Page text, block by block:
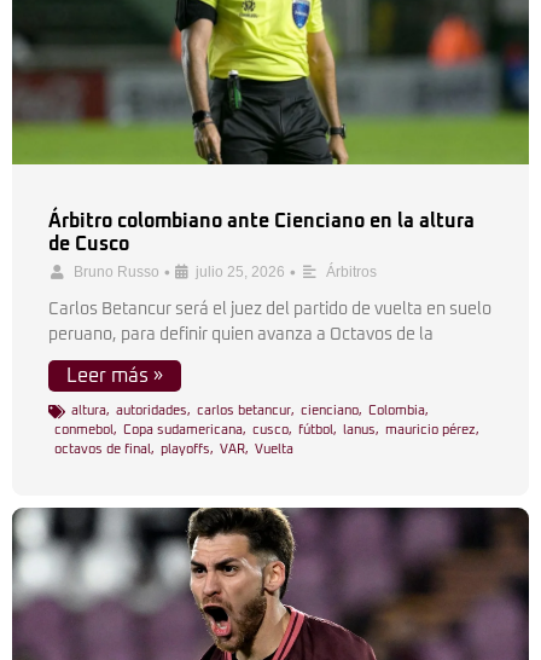
Árbitro colombiano ante Cienciano en la altura
de Cusco
Bruno Russo • julio 25, 2026 • Árbitros
Carlos Betancur será el juez del partido de vuelta en suelo
peruano, para definir quien avanza a Octavos de la
Leer más »
altura, autoridades, carlos betancur, cienciano, Colombia,
conmebol , Copa sudamericana, cusco, fútbol , lanus, mauricio pérez,
octavos de final , playoffs, VAR, Vuelta